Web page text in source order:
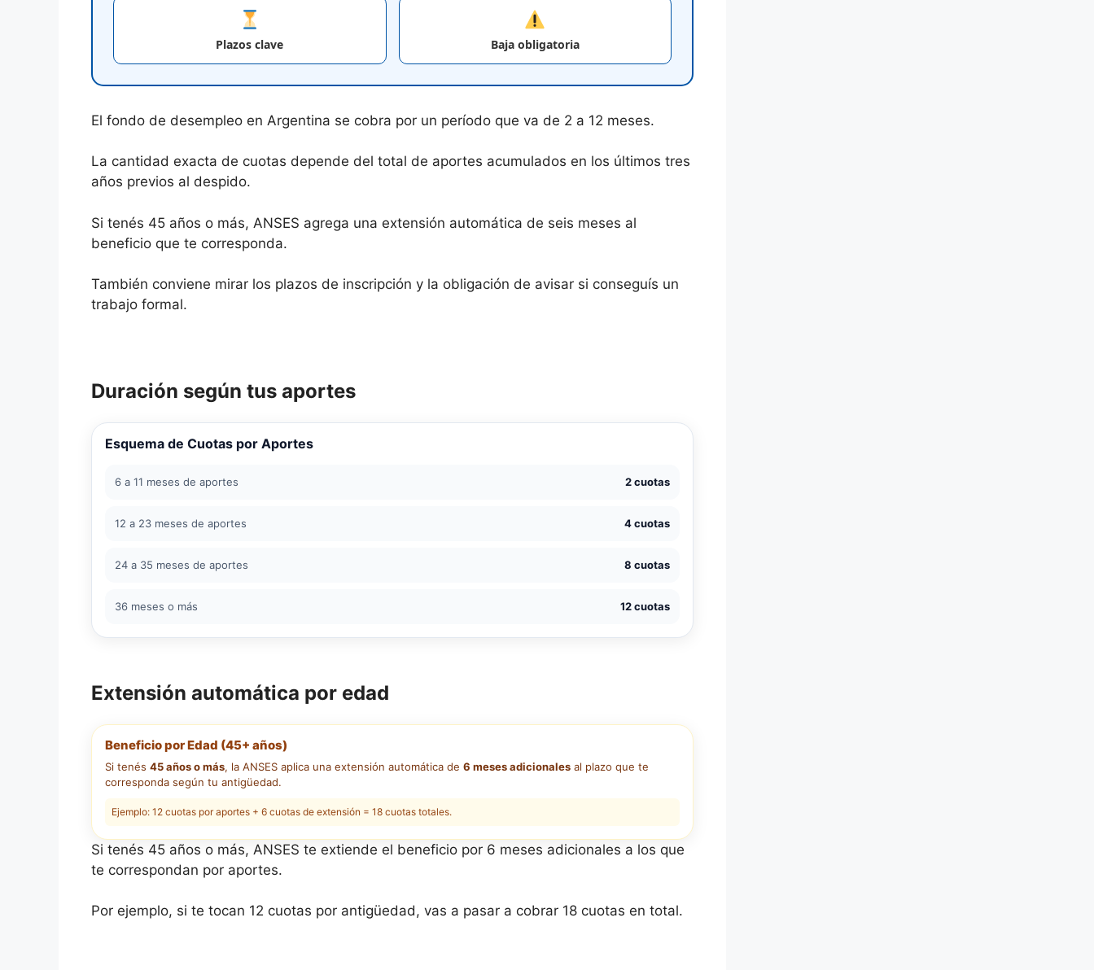
Plazos clave Baja obligatoria
El fondo de desempleo en Argentina se cobra por un período que va de 2 a 12 meses.
La cantidad exacta de cuotas depende del total de aportes acumulados en los últimos tres
años previos al despido.
Si tenés 45 años o más, ANSES agrega una extensión automática de seis meses al
beneficio que te corresponda.
También conviene mirar los plazos de inscripción y la obligación de avisar si conseguís un
trabajo formal.
Duración según tus aportes
Esquema de Cuotas por Aportes
6 a 11 meses de aportes 2 cuotas
12 a 23 meses de aportes 4 cuotas
24 a 35 meses de aportes 8 cuotas
36 meses o más 12 cuotas
Extensión automática por edad
Beneficio por Edad (45+ años)
Si tenés 45 años o más, la ANSES aplica una extensión automática de 6 meses adicionales al plazo que te
corresponda según tu antigüedad.
Ejemplo: 12 cuotas por aportes + 6 cuotas de extensión = 18 cuotas totales.
Si tenés 45 años o más, ANSES te extiende el beneficio por 6 meses adicionales a los que
te correspondan por aportes.
Por ejemplo, si te tocan 12 cuotas por antigüedad, vas a pasar a cobrar 18 cuotas en total.